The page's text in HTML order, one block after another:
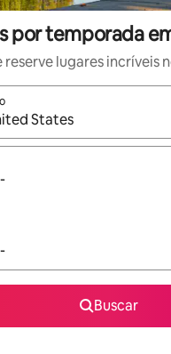
por temporada
reserve lugares incríveis
resultados estiverem
Buscar